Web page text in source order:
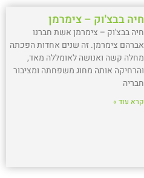
חיה בבצ'וק – צימרמן
חיה בבצ'וק – צימרמן אשת חברנו
אברהם צימרמן. זה שנים אחדות הפכתה
מחלה קשה ואנושה לאומללה מאד,
והרחיקה אותה מחוג משפחתה ומציבור
חבריה
קרא עוד »